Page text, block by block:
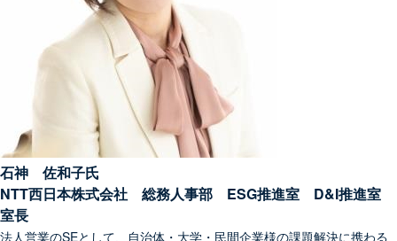
石神 佐和子氏
NTT西日本株式会社 総務人事部 ESG推進室 D&I推進室
室長
法人営業のSEとして、自治体・大学・民間企業様の課題解決に携わる